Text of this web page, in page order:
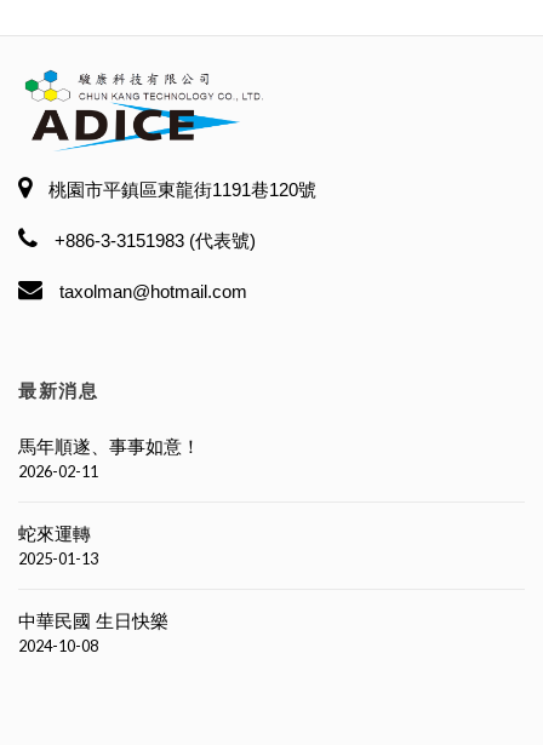
桃園市平鎮區東龍街1191巷120號
+886-3-3151983 (代表號)
taxolman@hotmail.com
最新消息
馬年順遂、事事如意！
2026-02-11
蛇來運轉
2025-01-13
中華民國 生日快樂
2024-10-08